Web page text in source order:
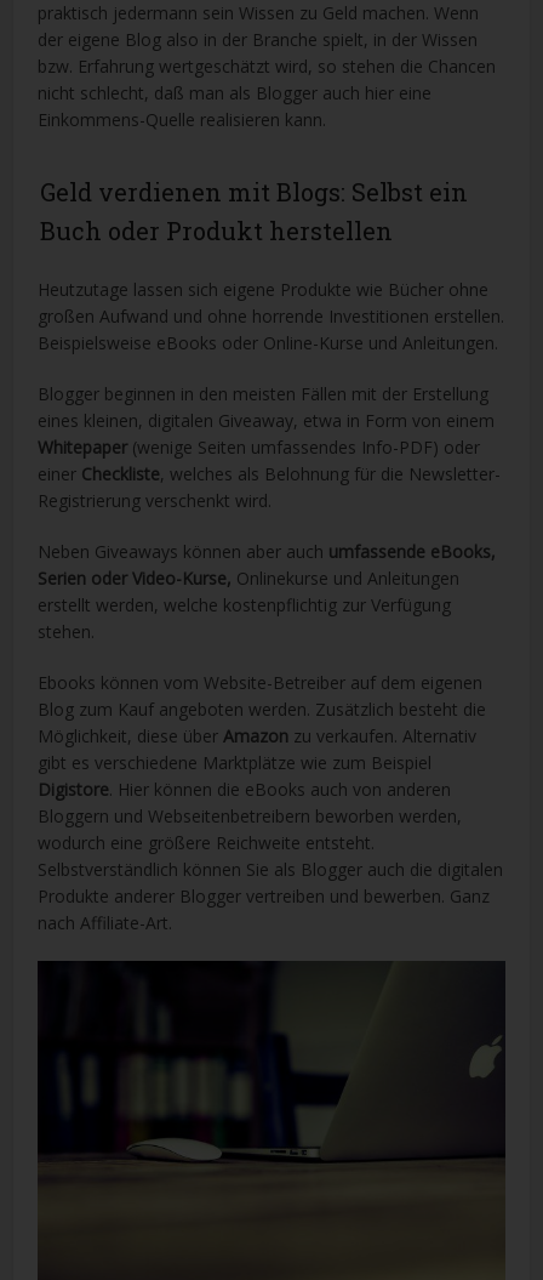
praktisch jedermann sein Wissen zu Geld machen. Wenn
der eigene Blog also in der Branche spielt, in der Wissen
bzw. Erfahrung wertgeschätzt wird, so stehen die Chancen
nicht schlecht, daß man als Blogger auch hier eine
Einkommens-Quelle realisieren kann.
Geld verdienen mit Blogs: Selbst ein
Buch oder Produkt herstellen
Heutzutage lassen sich eigene Produkte wie Bücher ohne
großen Aufwand und ohne horrende Investitionen erstellen.
Beispielsweise eBooks oder Online-Kurse und Anleitungen.
Blogger beginnen in den meisten Fällen mit der Erstellung
eines kleinen, digitalen Giveaway, etwa in Form von einem
Whitepaper(wenige Seiten umfassendes Info-PDF) oder
einer Checkliste, welches als Belohnung für die Newsletter-
Registrierung verschenkt wird.
Neben Giveaways können aber auch umfassende eBooks,
Serien oder Video-Kurse, Onlinekurse und Anleitungen
erstellt werden, welche kostenpflichtig zur Verfügung
stehen.
Ebooks können vom Website-Betreiber auf dem eigenen
Blog zum Kauf angeboten werden. Zusätzlich besteht die
Möglichkeit, diese überAmazon zu verkaufen. Alternativ
gibt es verschiedene Marktplätze wie zum Beispiel
Digistore. Hier können die eBooks auch von anderen
Bloggern und Webseitenbetreibern beworben werden,
wodurch eine größere Reichweite entsteht.
Selbstverständlich können Sie als Blogger auch die digitalen
Produkte anderer Blogger vertreiben und bewerben. Ganz
nach Affiliate-Art.